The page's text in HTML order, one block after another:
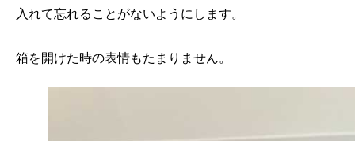
入れて忘れることがないようにします。
箱を開けた時の表情もたまりません。